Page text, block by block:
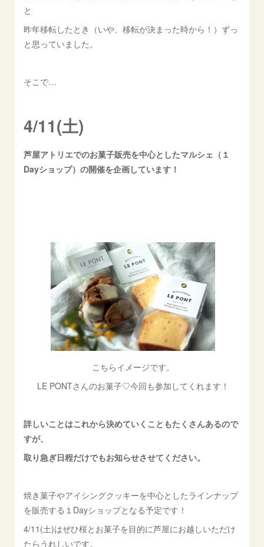
と
昨年移転したとき（いや、移転が決まった時から！）ずっ
と思っていました。
そこで…
4/11(土)
芦屋アトリエでのお菓子販売を中心としたマルシェ（１
Dayショップ）の開催を企画しています！
こちらイメージです。
LE PONTさんのお菓子♡今回も参加してくれます！
詳しいことはこれから決めていくこともたくさんあるので
すが、
取り急ぎ日程だけでもお知らせさせてください。
焼き菓子やアイシングクッキーを中心としたラインナップ
を販売する１Dayショップとなる予定です！
4/11(土)はぜひ桜とお菓子を目的に芦屋にお越しいただけ
たらうれしいです。